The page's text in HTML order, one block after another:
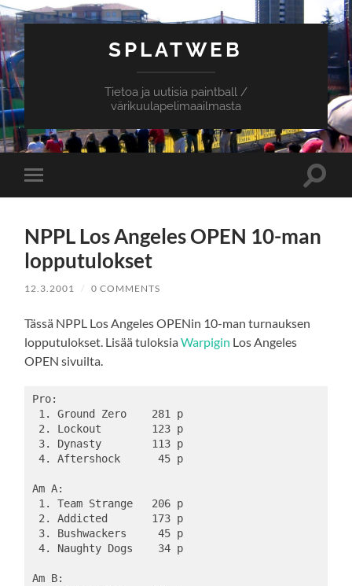
SPLATWEB
Tietoa ja uutisia paintball /
värikuulapelimaailmasta
Toggle
mobile
Toggle
NPPL Los Angeles OPEN 10-man
lopputulokset
12.3.2001 / 0 COMMENTS
Tässä NPPL Los Angeles OPENin 10-man turnauksen
lopputulokset. Lisää tuloksiaWarpigin Los Angeles
OPEN sivuilta.
Pro:
1. Ground Zero    281 p
2. Lockout        123 p
3. Dynasty        113 p
4. Aftershock      45 p
Am A:
1. Team Strange   206 p
2. Addicted       173 p
3. Bushwackers     45 p
4. Naughty Dogs    34 p
Am B: